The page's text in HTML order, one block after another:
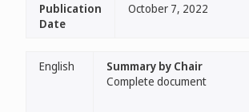
Publication
Date
October 7, 2022
English
Summary by Chair
Complete document